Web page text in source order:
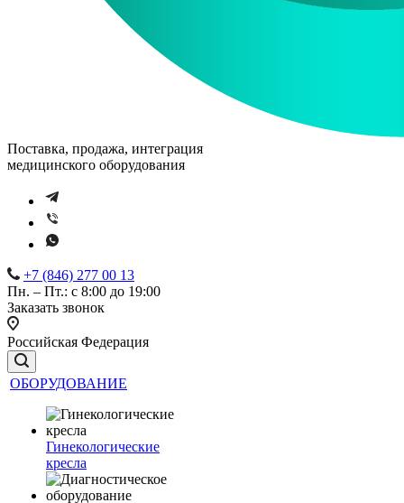
Поставка, продажа, интеграция
медицинского оборудования
+7 (846) 277 00 13
Пн. – Пт.: с 8:00 до 19:00
Заказать звонок
Российская Федерация
ОБОРУДОВАНИЕ
Гинекологические
кресла